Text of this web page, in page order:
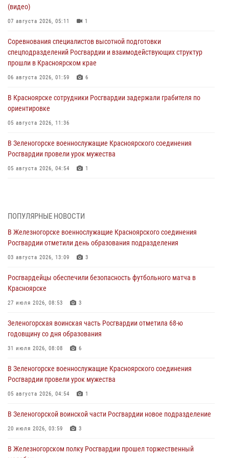
(видео)
07 августа 2026, 05:11 1
Соревнования специалистов высотной подготовки
спецподразделений Росгвардии и взаимодействующих структур
прошли в Красноярском крае
06 августа 2026, 01:59 6
В Красноярске сотрудники Росгвардии задержали грабителя по
ориентировке
05 августа 2026, 11:36
В Зеленогорске военнослужащие Красноярского соединения
Росгвардии провели урок мужества
05 августа 2026, 04:54 1
05 августа 2026, 04:52 1
В Красноярске сотрудники вневедомственной охраны Росгвардии
задержали подозреваемого в серии краж из гипермаркета
04 августа 2026, 09:57
Сотрудники Росгвардии обеспечили общественный порядок во
время проведения экстремального заплыва в Дудинке
04 августа 2026, 08:36
В Красноярске сотрудники Росгвардии задержали подозреваемого
в серии краж из супермаркета
04 августа 2026, 06:50
Военнослужащие Красноярского соединения Росгвардии
познакомили отдыхающих детей с тонкостями РХБ защиты
03 августа 2026, 13:12 2
ПОПУЛЯРНЫЕ НОВОСТИ
В Железногорске военнослужащие Красноярского соединения
Росгвардии отметили день образования подразделения
03 августа 2026, 13:09 3
Росгвардейцы обеспечили безопасность футбольного матча в
Красноярске
27 июля 2026, 08:53 3
Зеленогорская воинская часть Росгвардии отметила 68-ю
годовщину со дня образования
31 июля 2026, 08:08 6
В Зеленогорске военнослужащие Красноярского соединения
Росгвардии провели урок мужества
05 августа 2026, 04:54 1
В Зеленогорской воинской части Росгвардии новое подразделение
20 июля 2026, 03:59 3
В Железногорском полку Росгвардии прошел торжественный